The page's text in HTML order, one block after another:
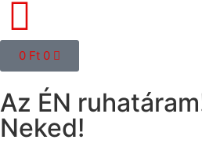
0 Ft 0
Az ÉN
Neked!